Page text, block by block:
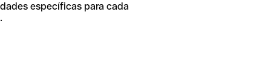
específicas para cada